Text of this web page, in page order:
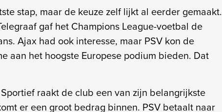
stap, maar de keuze zelf lijkt al eerder gemaakt.
gaf het Champions League-voetbal de
Ajax had ook interesse, maar PSV kon de
aan het hoogste Europese podium bieden. Dat
raakt de club een van zijn belangrijkste
er een groot bedrag binnen. PSV betaalt naar